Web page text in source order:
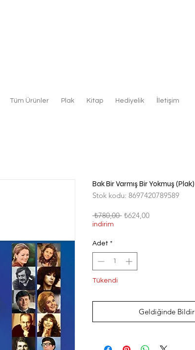
Tüm Ürünler Plak Kitap Hediyelik İletişim
Bak Bir Varmış Bir Yokmuş (Plak)
Stok kodu: 8697420789589
₺780,00 Normal
₺624,00İndirimli
indirim
Adet *
Tükendi
Geldiğinde Bildir